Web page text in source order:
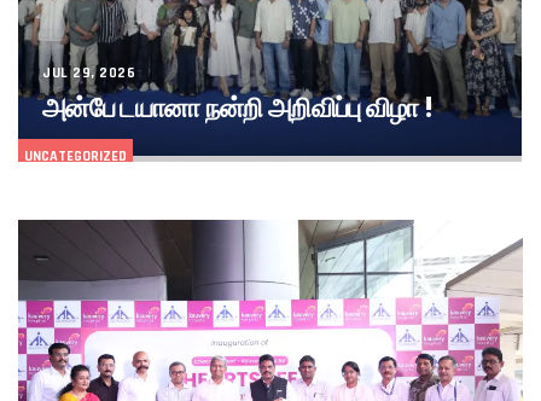
UNCATEGORIZED
JUL 29, 2026
அன்பே டயானா நன்றி அறிவிப்பு விழா !